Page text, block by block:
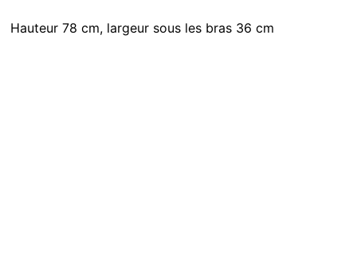
Hauteur 78 cm, largeur sous les bras 36 cm